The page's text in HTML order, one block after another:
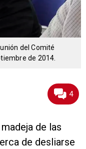
del Comité
de 2014.
4
de las
de desliarse